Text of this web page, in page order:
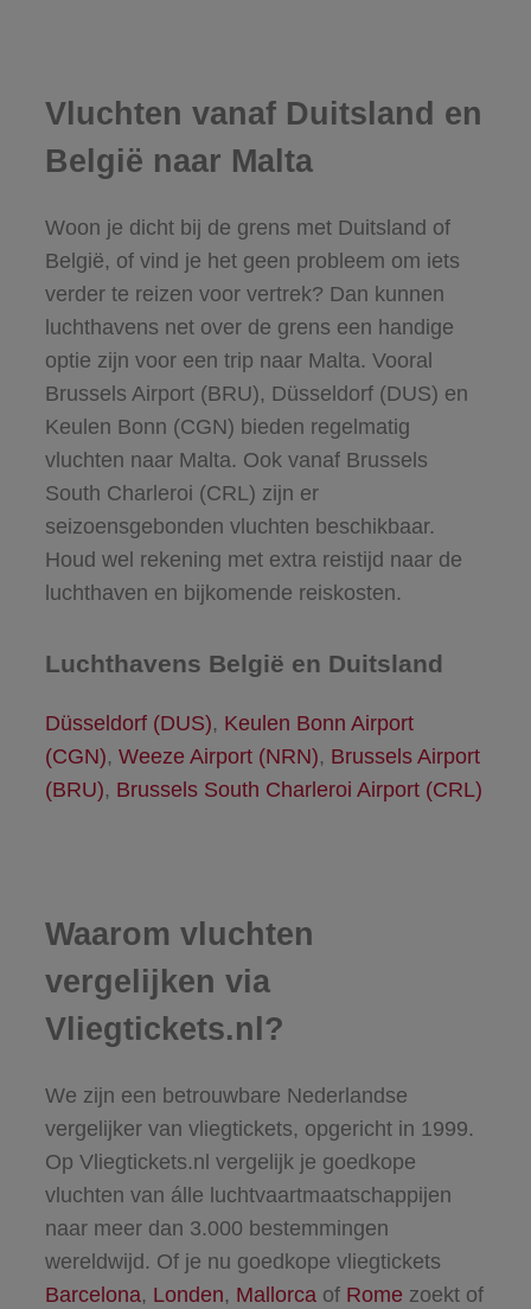
Vluchten vanaf Duitsland en
België naar Malta
Woon je dicht bij de grens met Duitsland of
België, of vind je het geen probleem om iets
verder te reizen voor vertrek? Dan kunnen
luchthavens net over de grens een handige
optie zijn voor een trip naar Malta. Vooral
Brussels Airport (BRU), Düsseldorf (DUS) en
Keulen Bonn (CGN) bieden regelmatig
vluchten naar Malta. Ook vanaf Brussels
South Charleroi (CRL) zijn er
seizoensgebonden vluchten beschikbaar.
Houd wel rekening met extra reistijd naar de
luchthaven en bijkomende reiskosten.
Luchthavens België en Duitsland
Düsseldorf (DUS), Keulen Bonn Airport
(CGN), Weeze Airport (NRN), Brussels Airport
(BRU), Brussels South Charleroi Airport (CRL)
Waarom vluchten
vergelijken via
Vliegtickets.nl?
We zijn een betrouwbare Nederlandse
vergelijker van vliegtickets, opgericht in 1999.
Op Vliegtickets.nl vergelijk je goedkope
vluchten van álle luchtvaartmaatschappijen
naar meer dan 3.000 bestemmingen
wereldwijd. Of je nu goedkope vliegtickets
Barcelona, Londen, Mallorcaof Rome zoekt of